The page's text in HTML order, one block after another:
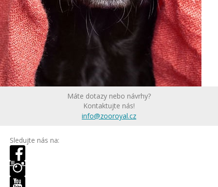
Máte dotazy nebo návrhy?
Kontaktujte nás!
info@zooroyal.cz
Sledujte nás na: